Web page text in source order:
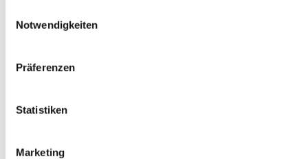
unserer Website sammeln, mit anderen Daten kombinieren,
verantwortlich ist, ist der Verantwortliche für die
untenstehenden Cookieliste können Sie einsehen, um
Notwendigkeiten
Präferenzen
Statistiken
Marketing
Branchen, in denen wir tätig sind
Onshore
Zulieferer der